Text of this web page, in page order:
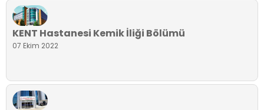
KENT Hastanesi Kemik İliği Bölümü
07 Ekim 2022